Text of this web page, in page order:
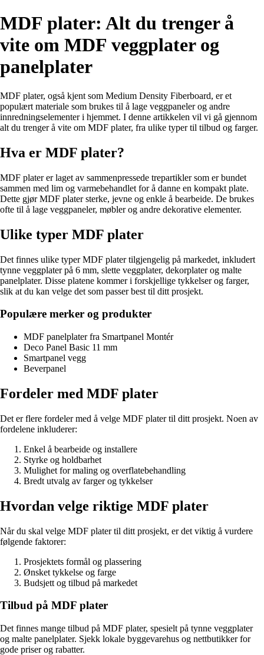
MDF plater: Alt du trenger å
vite om MDF veggplater og
panelplater
MDF plater, også kjent som Medium Density Fiberboard, er et
populært materiale som brukes til å lage veggpaneler og andre
innredningselementer i hjemmet. I denne artikkelen vil vi gå gjennom
alt du trenger å vite om MDF plater, fra ulike typer til tilbud og farger.
Hva er MDF plater?
MDF plater er laget av sammenpressede trepartikler som er bundet
sammen med lim og varmebehandlet for å danne en kompakt plate.
Dette gjør MDF plater sterke, jevne og enkle å bearbeide. De brukes
ofte til å lage veggpaneler, møbler og andre dekorative elementer.
Ulike typer MDF plater
Det finnes ulike typer MDF plater tilgjengelig på markedet, inkludert
tynne veggplater på 6 mm, slette veggplater, dekorplater og malte
panelplater. Disse platene kommer i forskjellige tykkelser og farger,
slik at du kan velge det som passer best til ditt prosjekt.
Populære merker og produkter
MDF panelplater fra Smartpanel Montér
Deco Panel Basic 11 mm
Smartpanel vegg
Beverpanel
Fordeler med MDF plater
Det er flere fordeler med å velge MDF plater til ditt prosjekt. Noen av
fordelene inkluderer:
Enkel å bearbeide og installere
Styrke og holdbarhet
Mulighet for maling og overflatebehandling
Bredt utvalg av farger og tykkelser
Hvordan velge riktige MDF plater
Når du skal velge MDF plater til ditt prosjekt, er det viktig å vurdere
følgende faktorer:
Prosjektets formål og plassering
Ønsket tykkelse og farge
Budsjett og tilbud på markedet
Tilbud på MDF plater
Det finnes mange tilbud på MDF plater, spesielt på tynne veggplater
og malte panelplater. Sjekk lokale byggevarehus og nettbutikker for
gode priser og rabatter.